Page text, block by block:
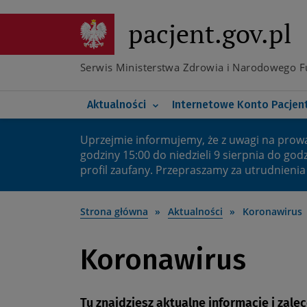
treści
pacjent.gov.pl
Serwis Ministerstwa Zdrowia i Narodowego
Główna
nawigacja
Aktualności
Co nowego na IKP
Internetowe Konto
Poznaj e-receptę
Ważny
komunikat
Uprzejmie informujemy, że z uwagi na
godziny 15:00 do niedzieli 9 sierpnia do
profil zaufany. Przepraszamy za utrudnienia
Strona główna Aktualności Koronawirus
Koronawirus
Tu znajdziesz aktualne informacje i